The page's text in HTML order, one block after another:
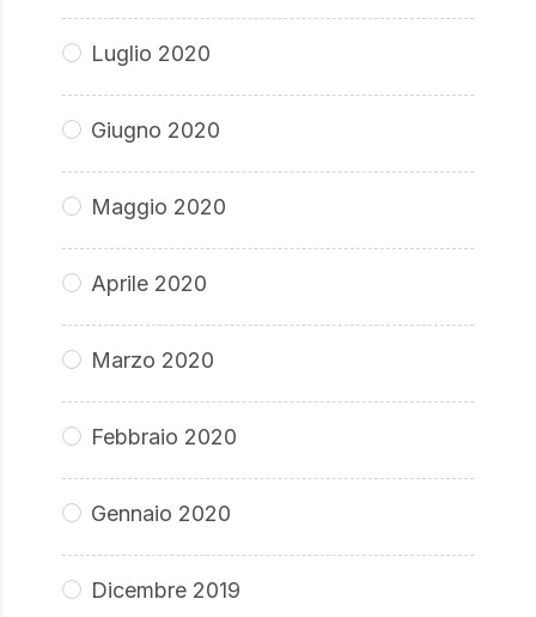
Luglio 2020
Giugno 2020
Maggio 2020
Aprile 2020
Marzo 2020
Febbraio 2020
Gennaio 2020
Dicembre 2019